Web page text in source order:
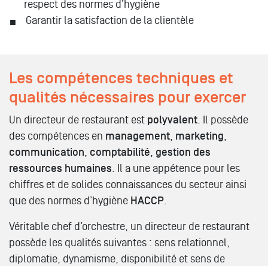
respect des normes d’hygiène
Garantir la satisfaction de la clientèle
Les compétences techniques et
qualités nécessaires pour exercer
Un directeur de restaurant est polyvalent. Il possède
des compétences en management, marketing,
communication, comptabilité, gestion des
ressources humaines. Il a une appétence pour les
chiffres et de solides connaissances du secteur ainsi
que des normes d’hygiène HACCP.
Véritable chef d’orchestre, un directeur de restaurant
possède les qualités suivantes : sens relationnel,
diplomatie, dynamisme, disponibilité et sens de